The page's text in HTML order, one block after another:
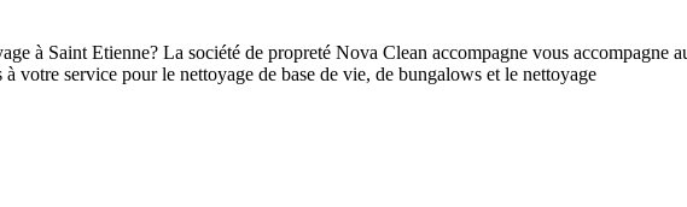
à Saint Etienne? La société de propreté Nova Clean accompagne vous accompagne
votre service pour le nettoyage de base de vie, de bungalows et le nettoyage